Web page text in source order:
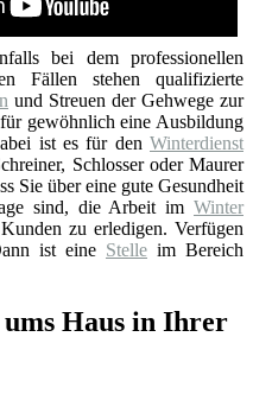
bei dem professionellen
Fällen stehen qualifizierte
und Streuen der Gehwege zur
gewöhnlich eine Ausbildung
ist es für den Winterdienst
Schlosser oder Maurer
Sie über eine gute Gesundheit
sind, die Arbeit im Winter
zu erledigen. Verfügen
ist eine Stelle im Bereich
Haus in Ihrer